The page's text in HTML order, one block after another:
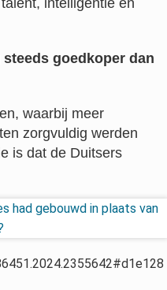
intelligentie en
goedkoper dan
waarbij meer
zorgvuldig werden
is dat de Duitsers